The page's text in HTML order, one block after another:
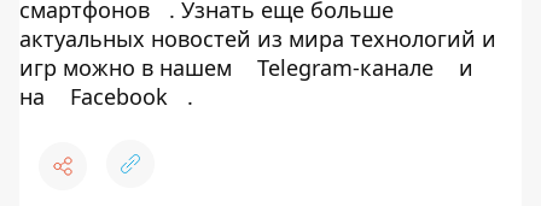
смартфонов
. Узнать еще больше
актуальных новостей из мира технологий и
игр можно в нашем
Telegram-канале
и
на
Facebook .